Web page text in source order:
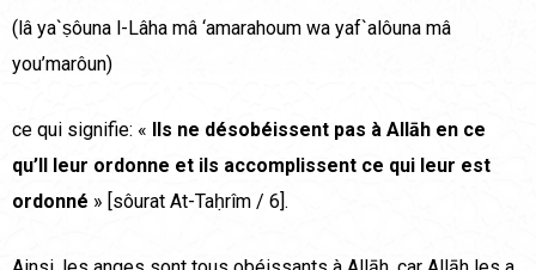
(lâ ya`ṣôuna l-Lâha mâ ‘amarahoum wa yaf`alôuna mâ
you’marôun)
ce qui signifie: « Ils ne désobéissent pas à Allāh en ce
qu’Il leur ordonne et ils accomplissent ce qui leur est
ordonné » [sôurat At-Taḥrîm / 6].